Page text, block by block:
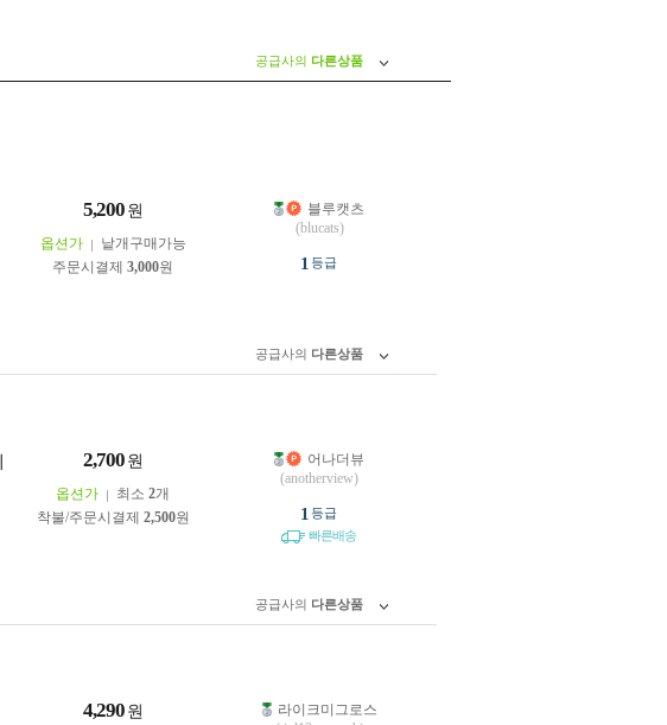
공급사의 다른상품
5,200 원
옵션가
낱개구매가능
주문시결제 3,000원
블루캣츠
(blucats)
1 등급
공급사의 다른상품
2,700 원
옵션가 최소 2개
착불/주문시결제 2,500원
어나더뷰
(anotherview)
1 등급
빠른배송
공급사의 다른상품
4,290 원
라이크미그로스